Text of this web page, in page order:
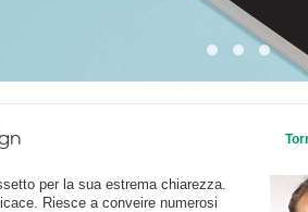
per la sua estrema chiarezza.
Riesce a conveire numerosi